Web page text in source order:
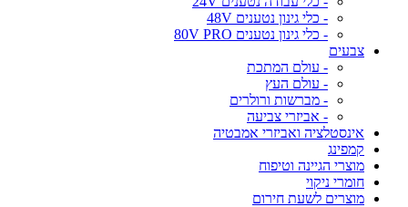
- כלי גינון נטענים 48V
- כלי גינון נטענים 80V PRO
צבעים
- עולם המתכת
- עולם העץ
- מברשות ורולרים
- אביזרי צביעה
אינסטלציה ואביזרי אמבטיה
קמפינג
מוצרי הגיינה וטיפוח
חומרי ניקוי
מוצרים לשעת חירום